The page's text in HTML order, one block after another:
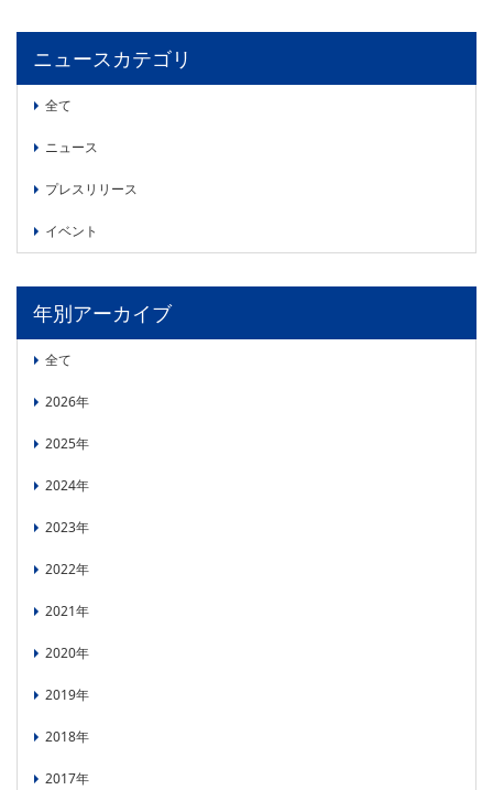
協力企業との適正取引の推進
分析用X線検査装置他PCB廃棄物処理について
会員会社
会員リスト
入会のご案内
入会金・会費規程
ニュース＆イベント
ニュース
プレスリリース
環境
食品
イメージング
材料
PICK UP CONTENTS
ニュースカテゴリ
全て
ニュース
プレスリリース
イベント
年別アーカイブ
全て
2026年
2025年
2024年
2023年
2022年
2021年
2020年
2019年
2018年
2017年